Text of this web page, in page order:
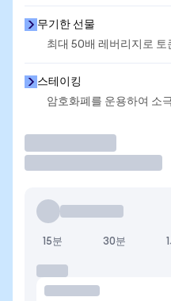
무기한 선물
최대 50배 레버리지로 토
스테이킹
암호화폐를 운용하여 소
15분 30분